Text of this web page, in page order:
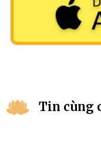
Tin cùng